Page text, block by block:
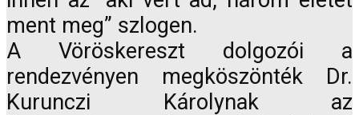
ment meg” szlogen.
A Vöröskereszt dolgozói a
rendezvényen megköszönték Dr.
Kurunczi Károlynak az